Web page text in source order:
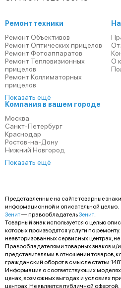
Ремонт техники
Ремонт Объективов
Ремонт Оптических прицелов
Ремонт Фотоаппаратов
Ремонт Тепловизионных
прицелов
Ремонт Коллиматорных
прицелов
Показать ещё
Компания в вашем городе
Москва
Санкт-Петербург
Краснодар
Ростов-на-Дону
Нижний Новгород
Показать ещё
О
Представленные на сайте товарные
информационной и описательной целью.
Зенит— правообладательЗенит.
Товарный знак используется с целью
которых производятся услуги по
неавторизованных сервисных центрах,
Правообладателями товарных знаков и/
представителями в отношении товаров,
гражданский оборот в смысле статьи
Информация о соответствующих
ценах, возможных выгодах и условиях
центрах. Не является публичной офертой.